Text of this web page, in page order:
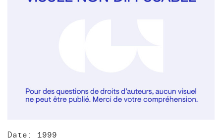
Date: 1999